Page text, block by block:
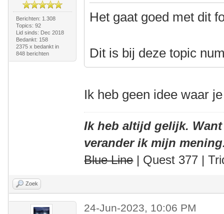
Berichten: 1.308
Topics: 92
Lid sinds: Dec 2018
Bedankt: 158
2375 x bedankt in
848 berichten
Het gaat goed met dit
Dit is bij deze topic
Ik heb geen idee waar
Ik heb altijd gelijk.
verander ik mijn
Blue Line| Quest 377 |
Zoek
24-Jun-2023, 10:06 PM